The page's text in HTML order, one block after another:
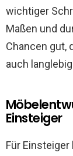
wichtiger
Maßen und
Chancen gut,
auch
Einsteiger
Für